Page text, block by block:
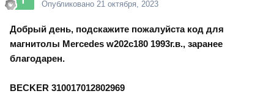
Опубликовано 21 октября, 2023
Добрый день, подскажите пожалуйста код для
магнитолы Mercedes w202c180 1993г.в., заранее
благодарен.
BECKER 310017012802969